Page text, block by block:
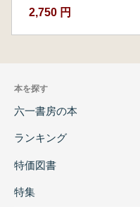
2,750 円
本を探す
六一書房の本
ランキング
特価図書
特集